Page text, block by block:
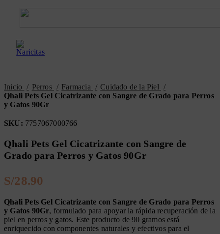
Inicio Perros Farmacia
Cuidado de la Piel
Qhali Pets Gel Cicatrizante con Sangre de Grado para Perros
y Gatos 90Gr
SKU: 7757067000766
Qhali Pets Gel Cicatrizante con Sangre de
Grado para Perros y Gatos 90Gr
S/
Qhali Pets Gel Cicatrizante con Sangre de Grado para Perros
y Gatos 90Gr, formulado para apoyar la rápida recuperación de la
piel en perros y gatos. Este producto de 90 gramos está
enriquecido con componentes naturales y efectivos para el